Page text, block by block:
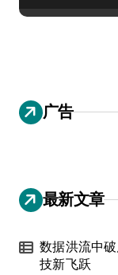
广告
最新文章
数据洪流中
技新飞跃